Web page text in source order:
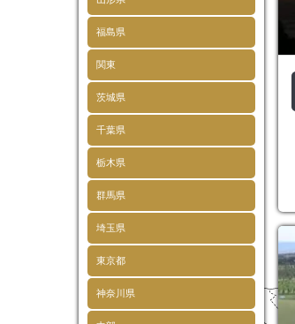
福島県
関東
茨城県
千葉県
栃木県
群馬県
埼玉県
東京都
神奈川県